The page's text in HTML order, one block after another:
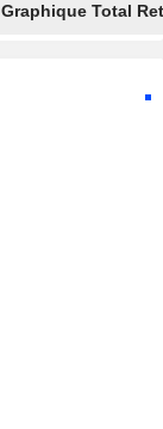
Graphique Total